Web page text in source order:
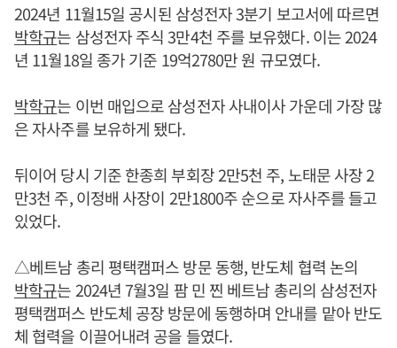
2024년 11월15일 공시된 삼성전자 3분기 보고서에 따르면
박학규는 삼성전자 주식 3만4천 주를 보유했다. 이는 2024
년 11월18일 종가 기준 19억2780만 원 규모였다.
박학규는 이번 매입으로 삼성전자 사내이사 가운데 가장 많
은 자사주를 보유하게 됐다.
뒤이어 당시 기준 한종희 부회장 2만5천 주, 노태문 사장 2
만3천 주, 이정배 사장이 2만1800주 순으로 자사주를 들고
있었다.
△베트남 총리 평택캠퍼스 방문 동행, 반도체 협력 논의
박학규는 2024년 7월3일 팜 민 찐 베트남 총리의 삼성전자
평택캠퍼스 반도체 공장 방문에 동행하며 안내를 맡아 반도
체 협력을 이끌어내려 공을 들였다.